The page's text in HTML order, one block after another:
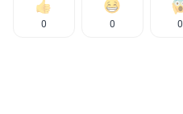
0 0 0